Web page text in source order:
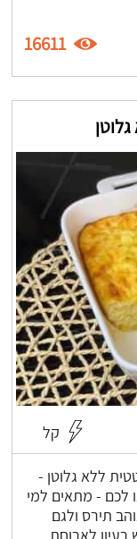
16611
קל
ללא גלוטן -
לכם - מתאים למי
תירס ולגם
לארוחת